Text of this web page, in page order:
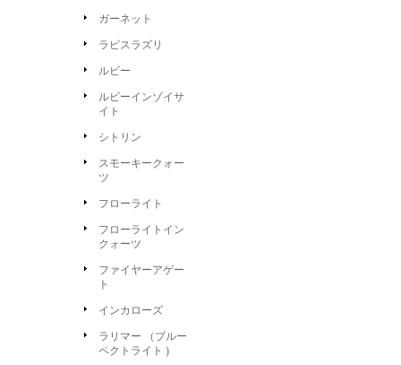
ガーネット
ラピスラズリ
ルビー
ルビーインゾイサ
イト
シトリン
スモーキークォー
ツ
フローライト
フローライトイン
クォーツ
ファイヤーアゲー
ト
インカローズ
ラリマー （ブルー
ペクトライト )